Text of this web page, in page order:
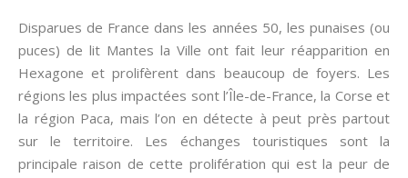
Disparues de France dans les années 50, les punaises (ou
puces) de lit Mantes la Ville ont fait leur réapparition en
Hexagone et prolifèrent dans beaucoup de foyers. Les
régions les plus impactées sont l’Île-de-France, la Corse et
la région Paca, mais l’on en détecte à peut près partout
sur le territoire. Les échanges touristiques sont la
principale raison de cette prolifération qui est la peur de